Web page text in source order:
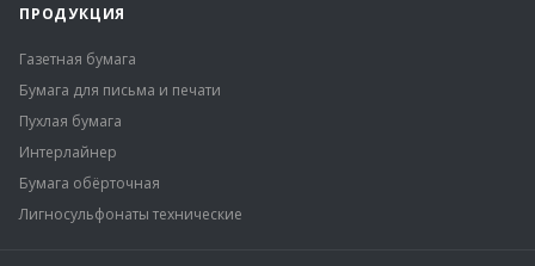
ПРОДУКЦИЯ
Газетная бумага
Бумага для письма и печати
Пухлая бумага
Интерлайнер
Бумага обёрточная
Лигносульфонаты технические